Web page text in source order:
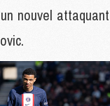
nouvel